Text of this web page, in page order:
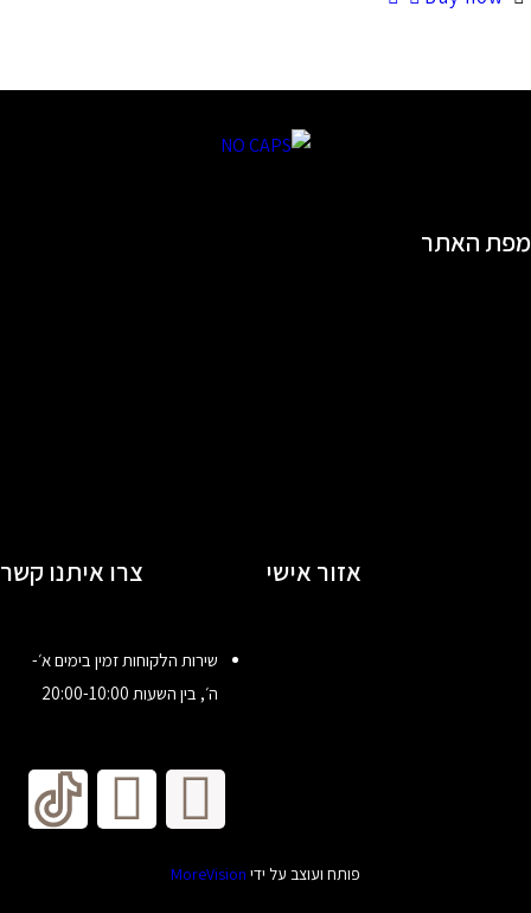
מפת האתר
אזור אישי צרו איתנו קשר
שירות הלקוחות זמין בימים א׳-
ה׳, בין השעות 20:00-10:00
פותח ועוצב על ידי MoreVision